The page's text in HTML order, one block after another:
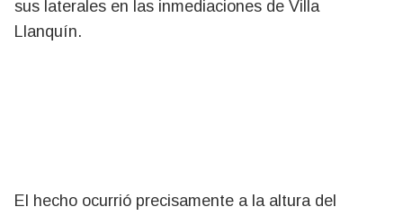
sus laterales en las inmediaciones de Villa
Llanquín.
El hecho ocurrió precisamente a la altura del